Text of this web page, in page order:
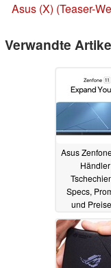
Asus (X) (Teaser-
Verwandte
Asus
Specs,
und